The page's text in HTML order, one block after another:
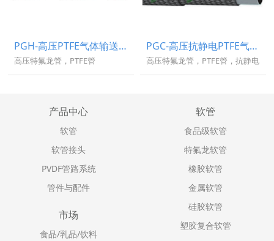
PGH-高压PTFE气体输送管
高压特氟龙管，PTFE管
PGC-高压抗静电PTFE气体输送管
高压特氟龙管，PTFE管，抗静电
产品中心
软管
软管接头
PVDF管路系统
管件与配件
软管
食品级软管
特氟龙软管
橡胶软管
金属软管
硅胶软管
塑胶复合软管
市场
食品/乳品/饮料